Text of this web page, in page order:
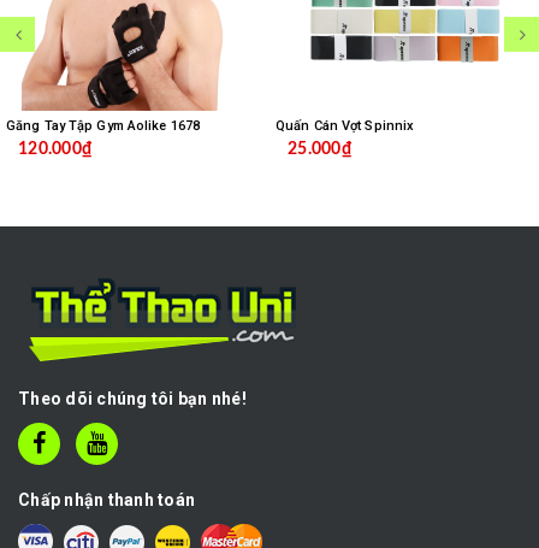
Găng Tay Tập Gym Aolike 1678
120.000₫
Quấn Cán Vợt Spinnix
25.000₫
Theo dõi chúng tôi bạn nhé!
Chấp nhận thanh toán